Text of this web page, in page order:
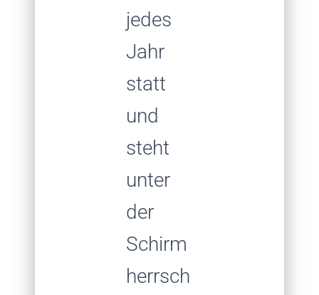
jedes
Jahr
statt
und
steht
unter
der
Schirm
herrsch